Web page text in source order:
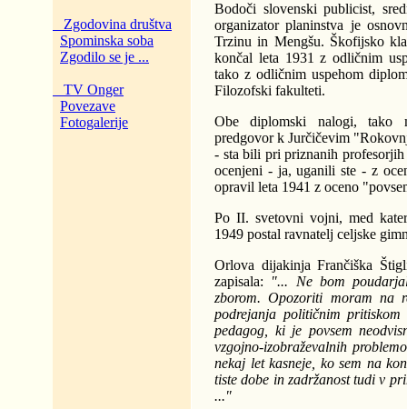
Zgodovina društva
Spominska soba
Zgodilo se je ...
TV Onger
Povezave
Fotogalerije
Bodoči slovenski publicist,
organizator planinstva je
Trzinu in Mengšu. Škofijsko
končal leta 1931 z odličnim
tako z odličnim uspehom
Filozofski fakulteti.
Obe diplomski nalogi, tako
predgovor k Jurčičevim
- sta bili pri priznanih
ocenjeni - ja, uganili ste - z
opravil leta 1941 z oceno
Po II. svetovni vojni, med
1949 postal ravnatelj celjske
Orlova dijakinja Frančiška
zapisala:
"... Ne bom
zborom. Opozoriti moram na
podrejanja političnim
pedagog, ki je povsem
vzgojno-izobraževalnih
nekaj let kasneje, ko sem na
tiste dobe in zadržanost tudi v
..."